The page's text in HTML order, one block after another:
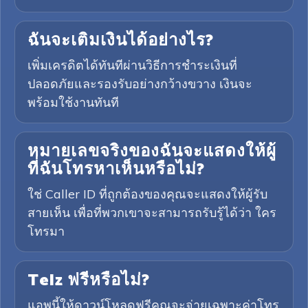
ฉันจะเติมเงินได้อย่างไร?
เพิ่มเครดิตได้ทันทีผ่านวิธีการชำระเงินที่
ปลอดภัยและรองรับอย่างกว้างขวาง เงินจะ
พร้อมใช้งานทันที
หมายเลขจริงของฉันจะแสดงให้ผู้
ที่ฉันโทรหาเห็นหรือไม่?
ใช่ Caller ID ที่ถูกต้องของคุณจะแสดงให้ผู้รับ
สายเห็น เพื่อที่พวกเขาจะสามารถรับรู้ได้ว่า ใคร
โทรมา
Telz ฟรีหรือไม่?